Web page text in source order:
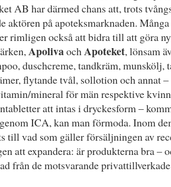
AB har därmed chans att, trots
aktören på apoteksmarknaden.
rimligen också att bidra till att göra
ApolivaochApoteket, lönsam
duschcreme, tandkräm, munskölj,
flytande tvål, sollotion och annat
mineral för män respektive
att intas i dryckesform –
ICA, kan man förmoda. Inom
till vad som gäller försäljningen av
att expandera: är produkterna bra –
från de motsvarande